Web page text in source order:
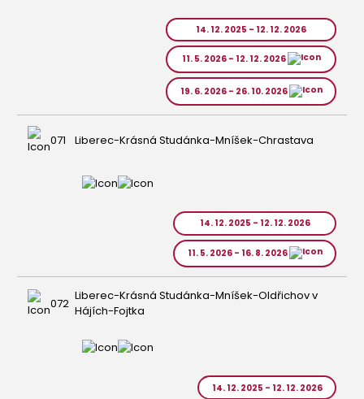
14. 12. 2025 - 12. 12. 2026
11. 5. 2026 - 12. 12. 2026
19. 6. 2026 - 26. 10. 2026
071 Liberec-Krásná Studánka-Mníšek-Chrastava
14. 12. 2025 - 12. 12. 2026
11. 5. 2026 - 16. 8. 2026
072 Liberec-Krásná Studánka-Mníšek-Oldřichov v
Hájích-Fojtka
14. 12. 2025 - 12. 12. 2026